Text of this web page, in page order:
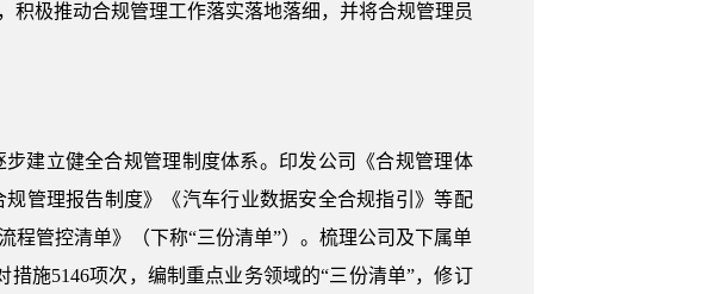
积极推动合规管理工作落实落地落细，并将合规管理员
建立健全合规管理制度体系。印发公司《合规管理体
管理报告制度》《汽车行业数据安全合规指引》等配
管控清单》（下称“三份清单”）。梳理公司及下属单
施5146项次，编制重点业务领域的“三份清单”，修订